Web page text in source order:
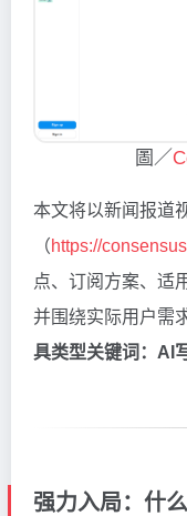
圖／
本文将以新闻报道
（https://
点、订阅方案、适
并围绕实际用户需
具类型关键词：AI
强力入局：什